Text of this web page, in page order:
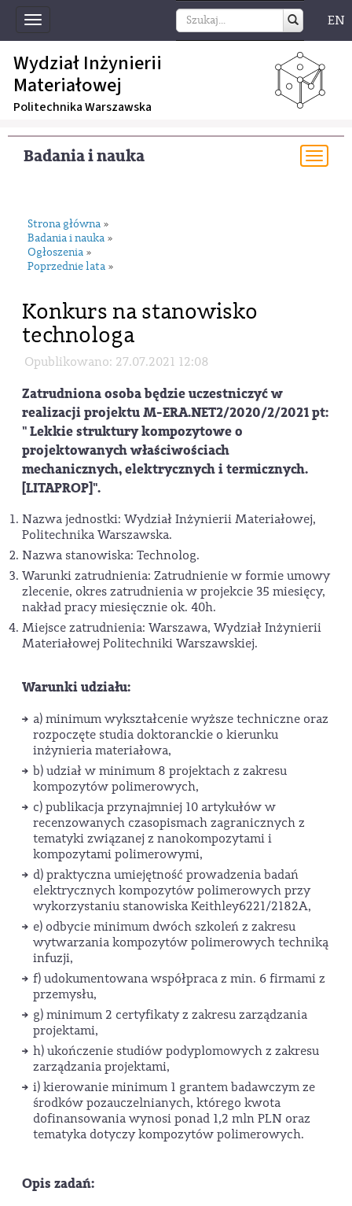
Toggle
navigation
EN
Wydział Inżynierii
Materiałowej
Politechnika Warszawska
Badania i nauka
Strona główna »
Badania i nauka »
Ogłoszenia »
Poprzednie lata »
Konkurs na stanowisko
technologa
Opublikowano: 27.07.2021 12:08
Zatrudniona osoba będzie uczestniczyć w
realizacji projektu M-ERA.NET2/2020/2/2021 pt:
"Lekkie struktury kompozytowe o
projektowanych właściwościach
mechanicznych, elektrycznych i termicznych.
[LITAPROP]".
Nazwa jednostki: Wydział Inżynierii Materiałowej,
Politechnika Warszawska.
Nazwa stanowiska: Technolog.
Warunki zatrudnienia: Zatrudnienie w formie umowy
zlecenie, okres zatrudnienia w projekcie 35 miesięcy,
nakład pracy miesięcznie ok. 40h.
Miejsce zatrudnienia: Warszawa, Wydział Inżynierii
Materiałowej Politechniki Warszawskiej.
Warunki udziału:
a) minimum wykształcenie wyższe techniczne oraz
rozpoczęte studia doktoranckie o kierunku
inżynieria materiałowa,
b) udział w minimum 8 projektach z zakresu
kompozytów polimerowych,
c) publikacja przynajmniej 10 artykułów w
recenzowanych czasopismach zagranicznych z
tematyki związanej z nanokompozytami i
kompozytami polimerowymi,
d) praktyczna umiejętność prowadzenia badań
elektrycznych kompozytów polimerowych przy
wykorzystaniu stanowiska Keithley6221/2182A,
e) odbycie minimum dwóch szkoleń z zakresu
wytwarzania kompozytów polimerowych techniką
infuzji,
f) udokumentowana współpraca z min. 6 firmami z
przemysłu,
g) minimum 2 certyfikaty z zakresu zarządzania
projektami,
h) ukończenie studiów podyplomowych z zakresu
zarządzania projektami,
i) kierowanie minimum 1 grantem badawczym ze
środków pozauczelnianych, którego kwota
dofinansowania wynosi ponad 1,2 mln PLN oraz
tematyka dotyczy kompozytów polimerowych.
Opis zadań: